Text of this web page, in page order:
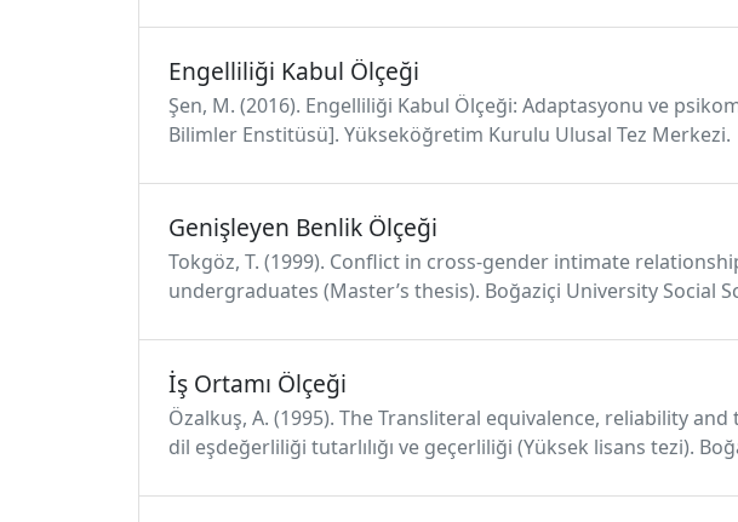
Engelliliği Kabul Ölçeği
Şen, M. (2016). Engelliliği Kabul Ölçeği: Adaptasyonu ve
Bilimler Enstitüsü]. Yükseköğretim Kurulu Ulusal Tez Merkezi.
Genişleyen Benlik Ölçeği
Tokgöz, T. (1999). Conflict in cross-gender intimate
undergraduates (Master’s thesis). Boğaziçi University Social
İş Ortamı Ölçeği
Özalkuş, A. (1995). The Transliteral equivalence, reliability
dil eşdeğerliliği tutarlılığı ve geçerliliği (Yüksek lisans tezi).